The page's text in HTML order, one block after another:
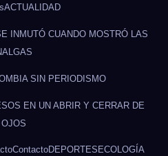
ACTUALIDAD
INMUTÓ CUANDO MOSTRÓ LAS
SIN PERIODISMO
EN UN ABRIR Y CERRAR DE
OJOS
ContactoDEPORTES ECOLOGÍA